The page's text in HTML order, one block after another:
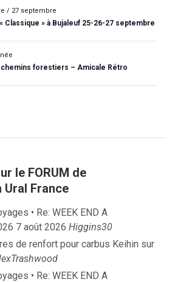
/ 27 septembre
Classique » à Bujaleuf 25-26-27 septembre
chemins forestiers – Amicale Rétro
le FORUM de
Ural France
• Re: WEEK END A
7 août 2026 Higgins30
de renfort pour carbus Keihin sur
• Re: WEEK END A